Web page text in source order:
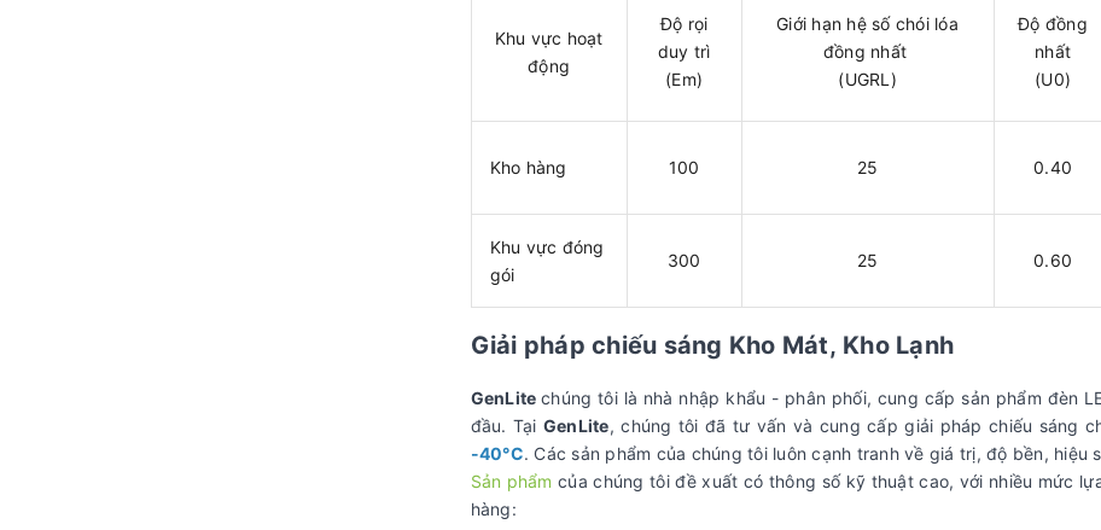
Khu vực hoạt
động
Độ rọi
duy trì
(Em)
Giới hạn hệ số chói lóa
đồng nhất
(UGRL)
Độ đồng
nhất
(U0)
Kho hàng 100 25 0.40
Khu vực đóng
gói
300 25 0.60
Giải pháp chiếu sáng Kho Mát, Kho Lạnh
GenLitechúng tôi là nhà nhập khẩu - phân phối, cung cấp sản phẩm đèn
đầu. Tại GenLite, chúng tôi đã tư vấn và cung cấp giải pháp chiếu sáng
-40°C. Các sản phẩm của chúng tôi luôn cạnh tranh về giá trị, độ bền, hiệu
Sản phẩm của chúng tôi đề xuất có thông số kỹ thuật cao, với nhiều mức
hàng: